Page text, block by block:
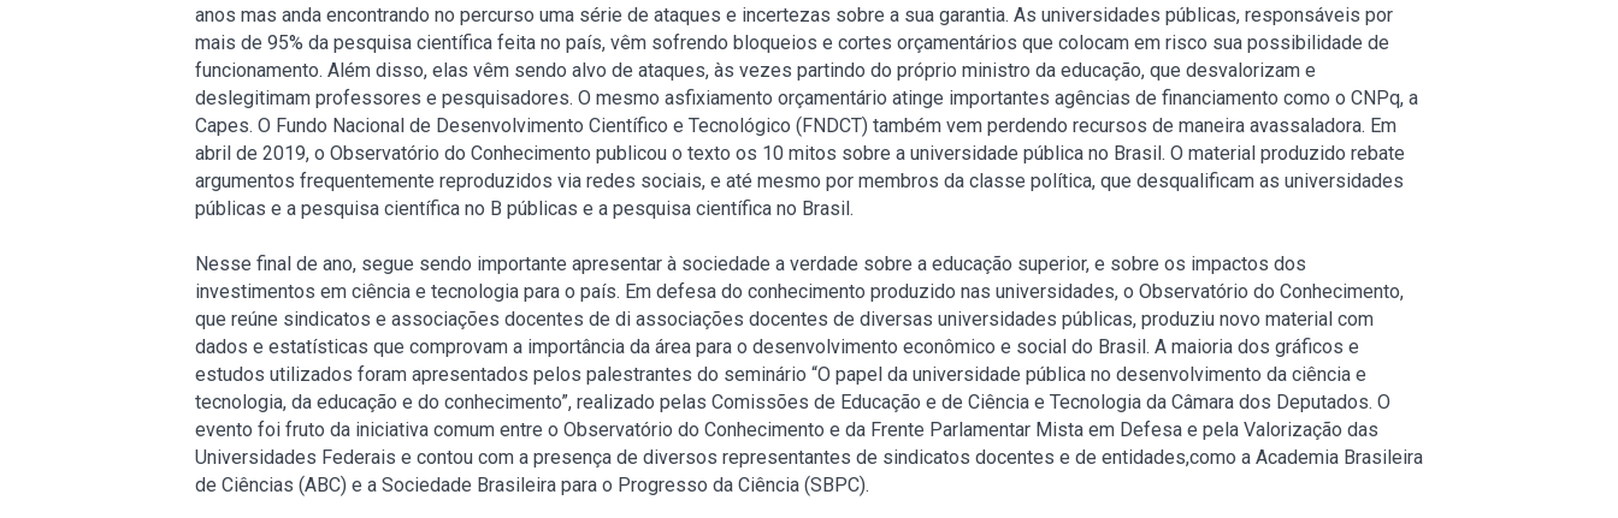
anos mas anda encontrando no percurso uma série de ataques e incertezas sobre a sua garantia. As universidades públicas, responsáveis por
mais de 95% da pesquisa científica feita no país, vêm sofrendo bloqueios e cortes orçamentários que colocam em risco sua possibilidade de
funcionamento. Além disso, elas vêm sendo alvo de ataques, às vezes partindo do próprio ministro da educação, que desvalorizam e
deslegitimam professores e pesquisadores. O mesmo asfixiamento orçamentário atinge importantes agências de financiamento como o CNPq, a
Capes. O Fundo Nacional de Desenvolvimento Científico e Tecnológico (FNDCT) também vem perdendo recursos de maneira avassaladora. Em
abril de 2019, o Observatório do Conhecimento publicou o texto os 10 mitos sobre a universidade pública no Brasil. O material produzido rebate
argumentos frequentemente reproduzidos via redes sociais, e até mesmo por membros da classe política, que desqualificam as universidades
públicas e a pesquisa científica no B públicas e a pesquisa científica no Brasil.
Nesse final de ano, segue sendo importante apresentar à sociedade a verdade sobre a educação superior, e sobre os impactos dos
investimentos em ciência e tecnologia para o país. Em defesa do conhecimento produzido nas universidades, o Observatório do Conhecimento,
que reúne sindicatos e associações docentes de di associações docentes de diversas universidades públicas, produziu novo material com
dados e estatísticas que comprovam a importância da área para o desenvolvimento econômico e social do Brasil. A maioria dos gráficos e
estudos utilizados foram apresentados pelos palestrantes do seminário “O papel da universidade pública no desenvolvimento da ciência e
tecnologia, da educação e do conhecimento”, realizado pelas Comissões de Educação e de Ciência e Tecnologia da Câmara dos Deputados. O
evento foi fruto da iniciativa comum entre o Observatório do Conhecimento e da Frente Parlamentar Mista em Defesa e pela Valorização das
Universidades Federais e contou com a presença de diversos representantes de sindicatos docentes e de entidades,como a Academia Brasileira
de Ciências (ABC) e a Sociedade Brasileira para o Progresso da Ciência (SBPC).